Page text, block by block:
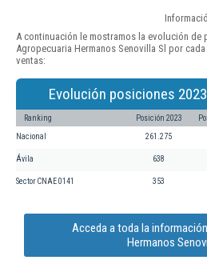
A continuación le mostramos la evolución de
Agropecuaria Hermanos Senovilla Sl por
ventas:
Evolución posiciones
Ranking Posición 2023
Nacional 261.275
Ávila 638
Sector CNAE 0141 353
Acceda a toda la
Hermanos